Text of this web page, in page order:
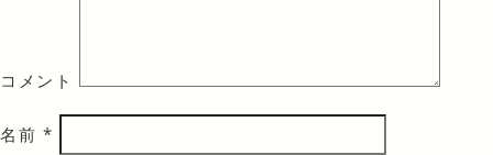
コメント
名前 *